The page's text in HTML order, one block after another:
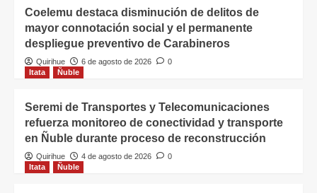
Coelemu destaca disminución de delitos de
mayor connotación social y el permanente
despliegue preventivo de Carabineros
Quirihue 6 de agosto de 2026
0
Itata
Ñuble
Seremi de Transportes y Telecomunicaciones
refuerza monitoreo de conectividad y transporte
en Ñuble durante proceso de reconstrucción
Quirihue 4 de agosto de 2026
0
Itata
Ñuble